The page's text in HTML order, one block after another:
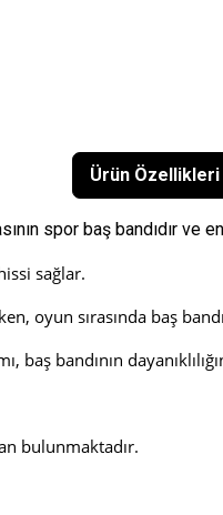
Ürün Özellikleri
spor baş bandıdır
sağlar.
oyun sırasında baş
bandının
bulunmaktadır.